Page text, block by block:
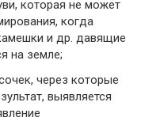
которая не может
когда
и др. давящие
на земле;
через которые
выявляется